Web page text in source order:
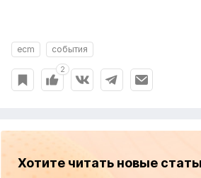
ecm события
2
Хотите читать новые